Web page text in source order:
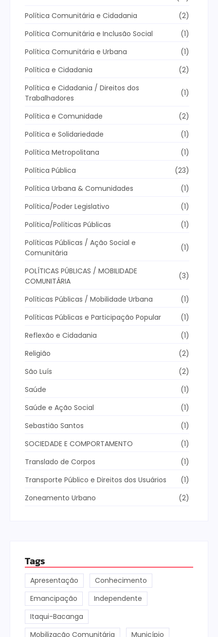
Política Comunitária e Cidadania
(2)
Política Comunitária e Inclusão Social
(1)
Política Comunitária e Urbana
(1)
Política e Cidadania
(2)
Política e Cidadania / Direitos dos
Trabalhadores
(1)
Política e Comunidade
(2)
Política e Solidariedade
(1)
Política Metropolitana
(1)
Política Pública
(23)
Política Urbana & Comunidades
(1)
Política/Poder Legislativo
(1)
Política/Políticas Públicas
(1)
Políticas Públicas / Ação Social e
Comunitária
(1)
POLÍTICAS PÚBLICAS / MOBILIDADE
COMUNITÁRIA
(3)
Políticas Públicas / Mobilidade Urbana
(1)
Políticas Públicas e Participação Popular
(1)
Reflexão e Cidadania
(1)
Religião
(2)
São Luís
(2)
Saúde
(1)
Saúde e Ação Social
(1)
Sebastião Santos
(1)
SOCIEDADE E COMPORTAMENTO
(1)
Translado de Corpos
(1)
Transporte Público e Direitos dos Usuários
(1)
Zoneamento Urbano
(2)
Tags
Apresentação
Conhecimento
Emancipação
Independente
Itaqui-Bacanga
Mobilização Comunitária
Município